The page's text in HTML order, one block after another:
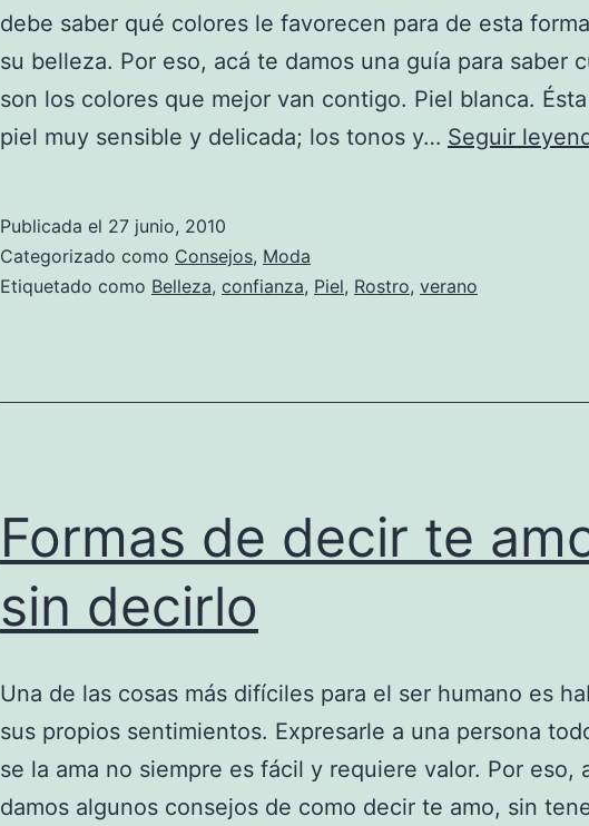
debe saber qué colores le favorecen para de esta
su belleza. Por eso, acá te damos una guía para saber
son los colores que mejor van contigo. Piel blanca.
piel muy sensible y delicada; los tonos y… Seguir
Publicada el 27 junio, 2010
Categorizado como Consejos, Moda
Etiquetado como Belleza, confianza, Piel, Rostro, verano
Formas de decir te
sin decirlo
Una de las cosas más difíciles para el ser humano es
sus propios sentimientos. Expresarle a una persona
se la ama no siempre es fácil y requiere valor. Por eso,
damos algunos consejos de como decir te amo, sin